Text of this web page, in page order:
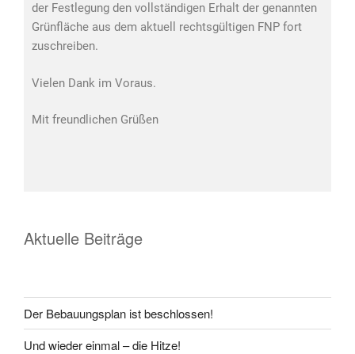
der Festlegung den vollständigen Erhalt der genannten
Grünfläche aus dem aktuell rechtsgültigen FNP fort
zuschreiben.
Vielen Dank im Voraus.
Mit freundlichen Grüßen
Aktuelle Beiträge
Der Bebauungsplan ist beschlossen!
Und wieder einmal – die Hitze!